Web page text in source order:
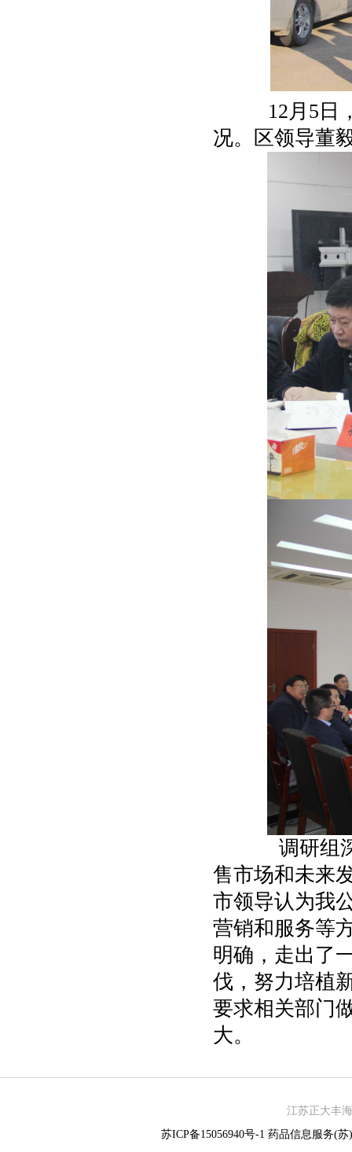
12月5日，
况。区领导董
调研组深
售市场和未来
市领导认为我
营销和服务等
明确，走出了
伐，努力培植
要求相关部门
大。
江苏正大丰
苏ICP备15056940号-1 药品信息服务(苏